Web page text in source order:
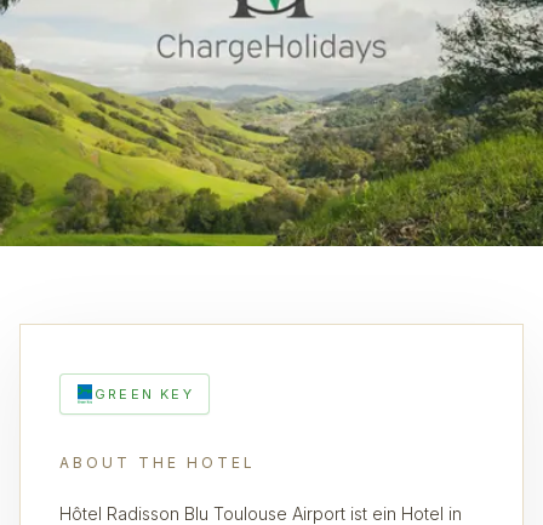
GREEN KEY
ABOUT THE HOTEL
Hôtel Radisson Blu Toulouse Airport ist ein Hotel in